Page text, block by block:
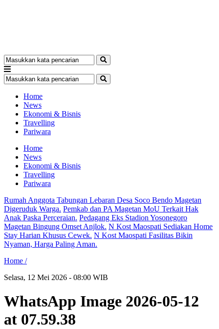
Home
News
Ekonomi & Bisnis
Travelling
Pariwara
Home
News
Ekonomi & Bisnis
Travelling
Pariwara
Rumah Anggota Tabungan Lebaran Desa Soco Bendo Magetan
Digeruduk Warga. Pemkab dan PA Magetan MoU Terkait Hak
Anak Paska Perceraian. Pedagang Eks Stadion Yosonegoro
Magetan Bingung Omset Anjlok. N Kost Maospati Sediakan Home
Stay Harian Khusus Cewek. N Kost Maospati Fasilitas Bikin
Nyaman, Harga Paling Aman.
Home /
Selasa, 12 Mei 2026 - 08:00 WIB
WhatsApp Image 2026-05-12
at 07.59.38